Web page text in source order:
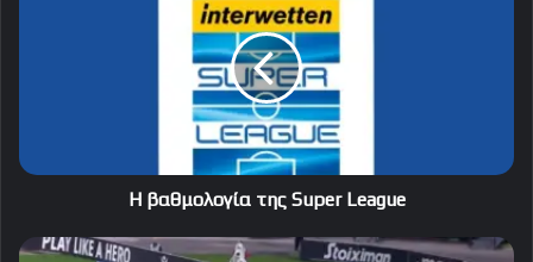
Η βαθμολογία της Super League
7